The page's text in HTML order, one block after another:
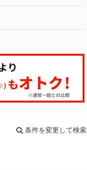
条件を変更して検索